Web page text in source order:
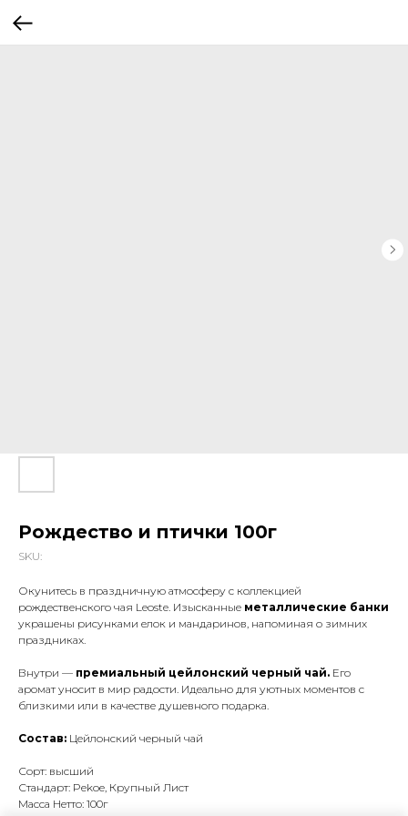
Рождество и птички 100г
SKU:
Окунитесь в праздничную атмосферу с коллекцией
рождественского чая Leoste. Изысканные металлические банки
украшены рисунками елок и мандаринов, напоминая о зимних
праздниках.
Внутри — премиальный цейлонский черный чай. Его
аромат уносит в мир радости. Идеально для уютных моментов с
близкими или в качестве душевного подарка.
Состав: Цейлонский черный чай
Сорт: высший
Стандарт: Pekoe, Крупный Лист
Масса Нетто: 100г